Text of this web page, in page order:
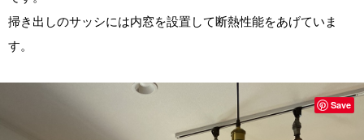
掃き出しのサッシには内窓を設置して断熱性能をあげていま
す。
Save